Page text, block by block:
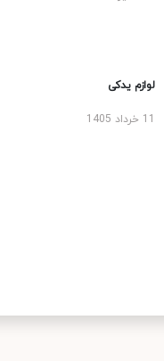
لوازم یدکی